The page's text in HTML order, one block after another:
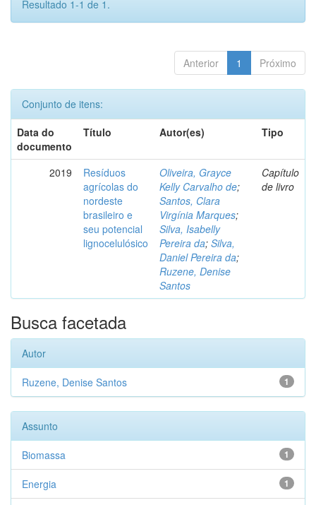
Resultado 1-1 de 1.
Anterior 1 Próximo
Conjunto de itens:
Data do
documento
Título Autor(es) Tipo
2019
Resíduos
agrícolas do
nordeste
brasileiro e
seu potencial
lignocelulósico
Oliveira, Grayce
Kelly Carvalho de;
Santos, Clara
Virgínia Marques;
Silva, Isabelly
Pereira da; Silva,
Daniel Pereira da;
Ruzene, Denise
Santos
Capítulo
de livro
Busca facetada
Autor
1
Ruzene, Denise Santos
Assunto
1
Biomassa
1
Energia